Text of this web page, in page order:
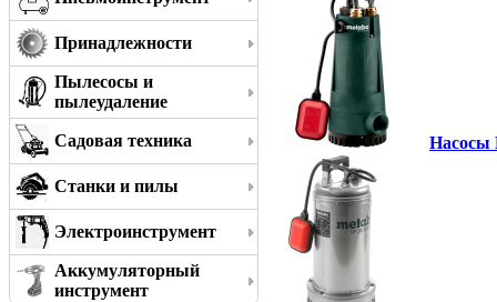
Принадлежности
Пылесосы и
пылеудаление
Садовая техника
Станки и пилы
Электроинструмент
Аккумуляторный
инструмент
Насосы